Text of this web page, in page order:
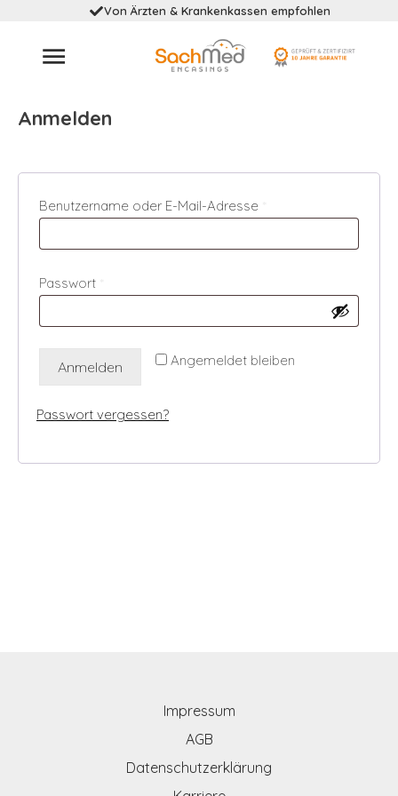
Von Ärzten & Krankenkassen empfohlen
Anmelden
Benutzername oder E-Mail-Adresse
Passwort
Angemeldet bleiben
Anmelden
Passwort vergessen?
Impressum
AGB
Datenschutzerklärung